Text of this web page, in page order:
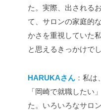
た。実際、出される
て、サロンの家庭的
かさを重視していた
と思えるきっかけでし
HARUKAさん ：私
「岡崎で就職したい
た。いろいろなサロ